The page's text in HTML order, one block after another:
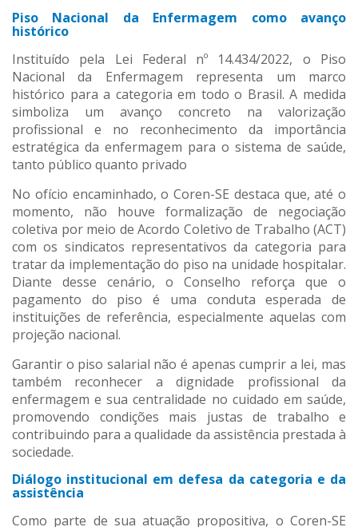
Piso Nacional da Enfermagem como avanço
histórico
Instituído pela Lei Federal nº 14.434/2022, o Piso
Nacional da Enfermagem representa um marco
histórico para a categoria em todo o Brasil. A medida
simboliza um avanço concreto na valorização
profissional e no reconhecimento da importância
estratégica da enfermagem para o sistema de saúde,
tanto público quanto privado
No ofício encaminhado, o Coren-SE destaca que, até o
momento, não houve formalização de negociação
coletiva por meio de Acordo Coletivo de Trabalho (ACT)
com os sindicatos representativos da categoria para
tratar da implementação do piso na unidade hospitalar.
Diante desse cenário, o Conselho reforça que o
pagamento do piso é uma conduta esperada de
instituições de referência, especialmente aquelas com
projeção nacional.
Garantir o piso salarial não é apenas cumprir a lei, mas
também reconhecer a dignidade profissional da
enfermagem e sua centralidade no cuidado em saúde,
promovendo condições mais justas de trabalho e
contribuindo para a qualidade da assistência prestada à
sociedade.
Diálogo institucional em defesa da categoria e da
assistência
Como parte de sua atuação propositiva, o Coren-SE